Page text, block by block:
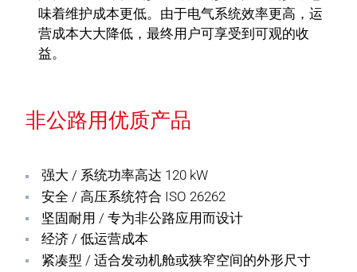
味着维护成本更低。由于电气系统效率更高，运
营成本大大降低，最终用户可享受到可观的收
益。
非公路用优质产品
强大 / 系统功率高达 120 kW
安全 / 高压系统符合 ISO 26262
坚固耐用 / 专为非公路应用而设计
经济 / 低运营成本
紧凑型 / 适合发动机舱或狭窄空间的外形尺寸